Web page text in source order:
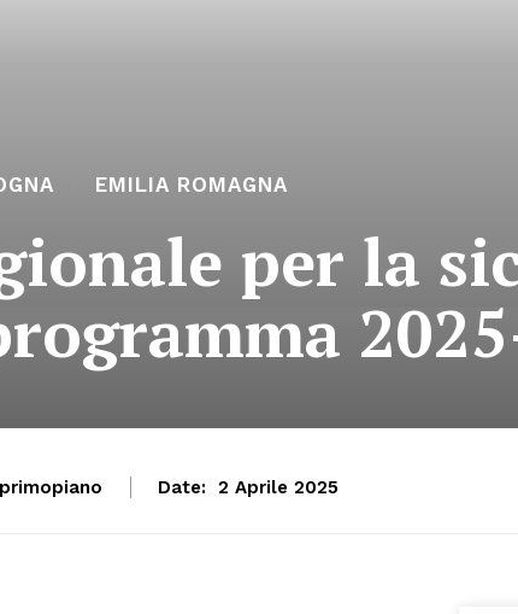
EMILIA ROMAGNA
per la
Date: 2 Aprile 2025